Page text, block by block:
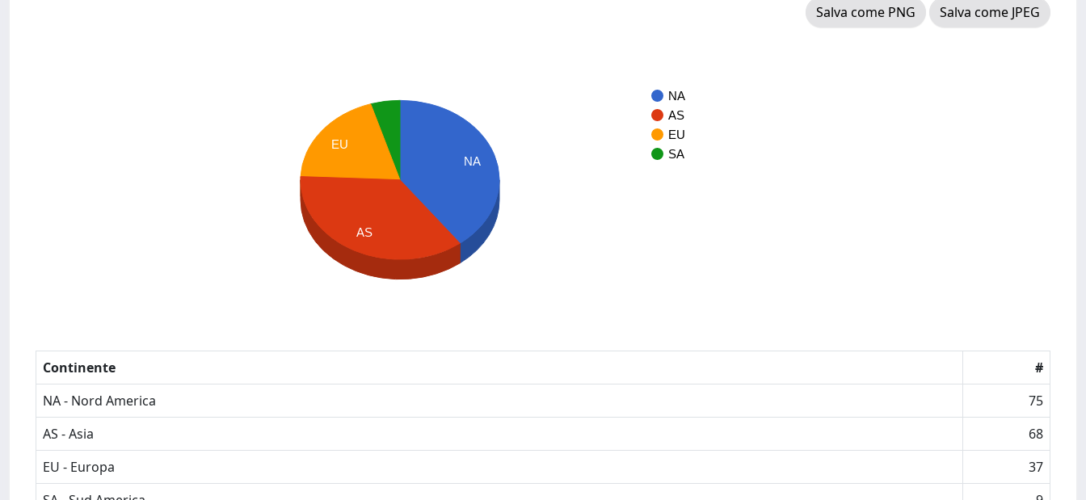
Salva come PNG
Salva come JPEG
NA
AS
EU
SA
NA
EU
AS
Continente
#
NA - Nord America
75
AS - Asia
68
EU - Europa
37